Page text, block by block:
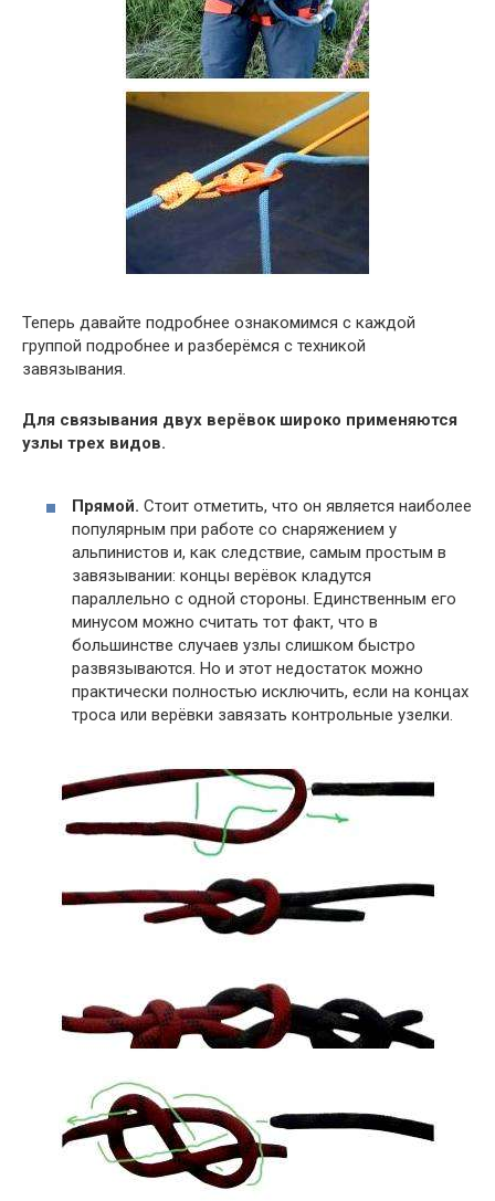
Теперь давайте подробнее ознакомимся с каждой
группой подробнее и разберёмся с техникой
завязывания.
Для связывания двух верёвок широко применяются
узлы трех видов.
Прямой. Стоит отметить, что он является наиболее
популярным при работе со снаряжением у
альпинистов и, как следствие, самым простым в
завязывании: концы верёвок кладутся
параллельно с одной стороны. Единственным его
минусом можно считать тот факт, что в
большинстве случаев узлы слишком быстро
развязываются. Но и этот недостаток можно
практически полностью исключить, если на концах
троса или верёвки завязать контрольные узелки.